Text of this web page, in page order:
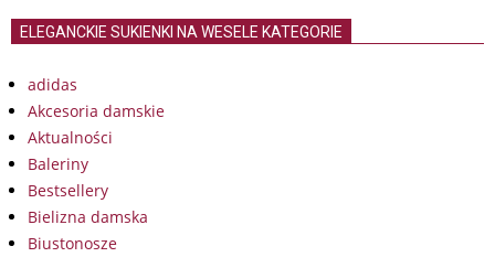
ELEGANCKIE SUKIENKI NA WESELE KATEGORIE
adidas
Akcesoria damskie
Aktualności
Baleriny
Bestsellery
Bielizna damska
Biustonosze